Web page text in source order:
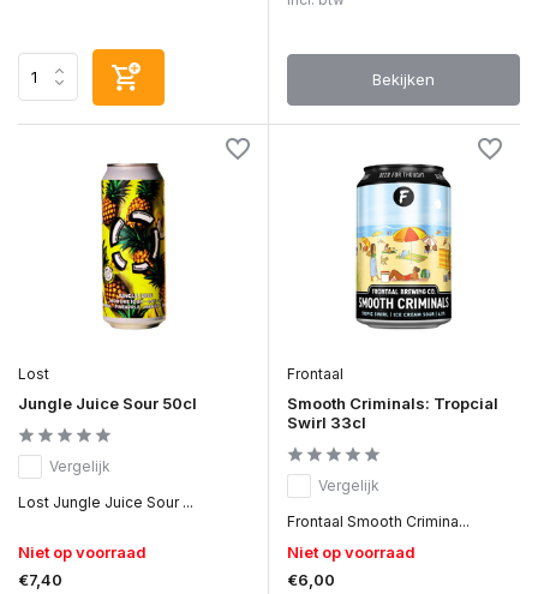
Bekijken
Lost
Jungle Juice Sour 50cl
Vergelijk
Lost Jungle Juice Sour ...
Niet op voorraad
€7,40
Frontaal
Smooth Criminals: Tropcial
Swirl 33cl
Vergelijk
Frontaal Smooth Crimina...
Niet op voorraad
€6,00